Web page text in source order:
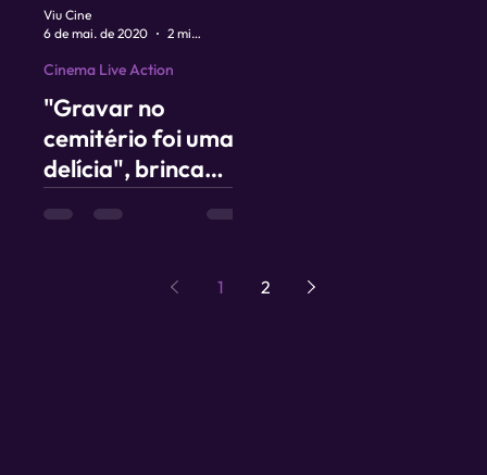
"Gravar no
cemitério foi uma
delícia", brinca
diretor de Recife
Cinema Live Action
Viu Cine
6 de mai. de 2020
2 min de leitura
1 2